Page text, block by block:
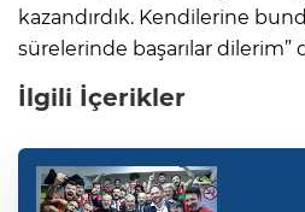
kazandırdık. Kendilerine
sürelerinde başarılar dilerim”
İlgili İçerikler